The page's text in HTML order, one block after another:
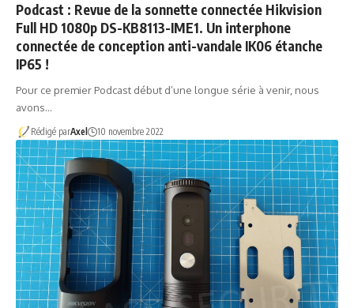
Podcast : Revue de la sonnette connectée Hikvision
Full HD 1080p DS-KB8113-IME1. Un interphone
connectée de conception anti-vandale IK06 étanche
IP65 !
Pour ce premier Podcast début d’une longue série à venir, nous
avons…
Rédigé parAxel 10 novembre 2022